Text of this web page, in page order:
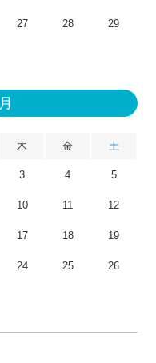
27 28 29
木 金 土
3 4 5
10 11 12
17 18 19
24 25 26